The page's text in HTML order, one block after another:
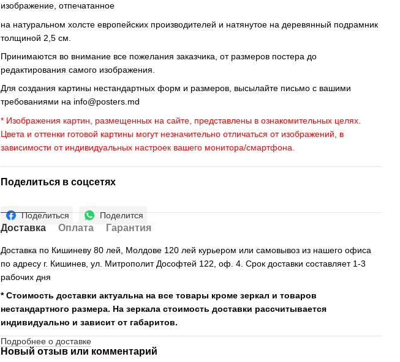
изображение, отпечатанное
на натуральном холсте европейских производителей и натянутое на деревянный подрамник
толщиной 2,5 см.
Принимаются во внимание все пожелания заказчика, от размеров постера до
редактирования самого изображения.
Для создания картины нестандартных форм и размеров, высылайте письмо c вашими
требованиями на info@posters.md
* Изображения картин, размещенных на сайте, представлены в ознакомительных целях.
Цвета и оттенки готовой картины могут незначительно отличаться от изображений, в
зависимости от индивидуальных настроек вашего монитора/смартфона.
Поделиться в соцсетях
Поделиться Поделится
Доставка Оплата Гарантия
Доставка по Кишиневу 80 лей, Молдове 120 лей курьером или самовывоз из нашего офиса
по адресу г. Кишинев, ул. Митрополит Дософтей 122, оф. 4. Срок доставки составляет 1-3
рабочих дня
* Стоимость доставки актуальна на все товары кроме зеркал и товаров
нестандартного размера. На зеркала стоимость доставки рассчитывается
индивидуально и зависит от габаритов.
Подробнее о доставке
Новый отзыв или комментарий